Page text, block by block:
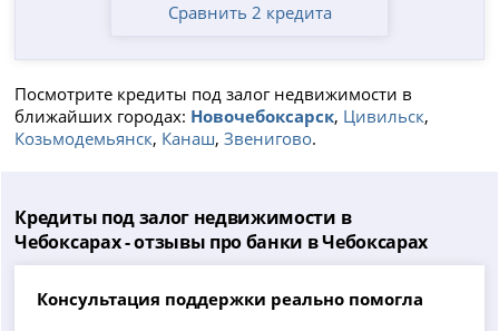
Сравнить 2 кредита
Посмотрите кредиты под залог недвижимости в
ближайших городах: Новочебоксарск, Цивильск,
Козьмодемьянск, Канаш,Звенигово.
Кредиты под залог недвижимости в
Чебоксарах - отзывы про банки в Чебоксарах
Консультация поддержки реально помогла